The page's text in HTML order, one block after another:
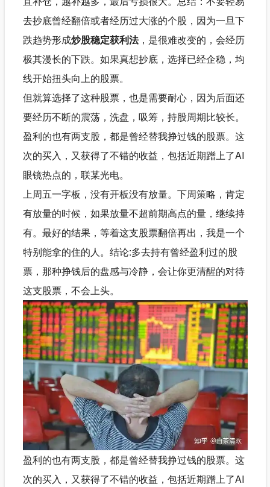
去抄底曾经翻倍或者经历过大涨的个股，因为一旦下
跌趋势形成炒股稳定获利法，是很难改变的，会经历
极其漫长的下跌。如果真想抄底，选择已经企稳，均
线开始扭头向上的股票。
但就算选择了这种股票，也是需要耐心，因为后面还
要经历不断的震荡，洗盘，吸筹，持股周期比较长。
盈利的也有两支股，都是曾经替我挣过钱的股票。这
次的买入，又获得了不错的收益，包括近期蹭上了AI
眼镜热点的，联某光电。
上周五一字板，没有开板没有放量。下周策略，肯定
有放量的时候，如果放量不超前期高点的量，继续持
有。最好的结果，等着这支股票翻倍再出，我是一个
特别能拿的住的人。结论:多去持有曾经盈利过的股
票，那种挣钱后的盘感与冷静，会让你更清醒的对待
这支股票，不会上头。
盈利的也有两支股，都是曾经替我挣过钱的股票。这
次的买入，又获得了不错的收益，包括近期蹭上了AI